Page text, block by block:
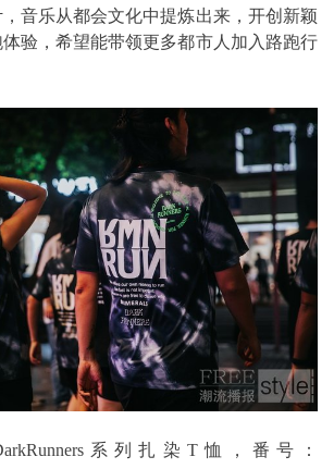
音乐从都会文化中提炼出来，开创新颖
验，希望能带领更多都市人加入路跑行
系列扎染T恤，番号：